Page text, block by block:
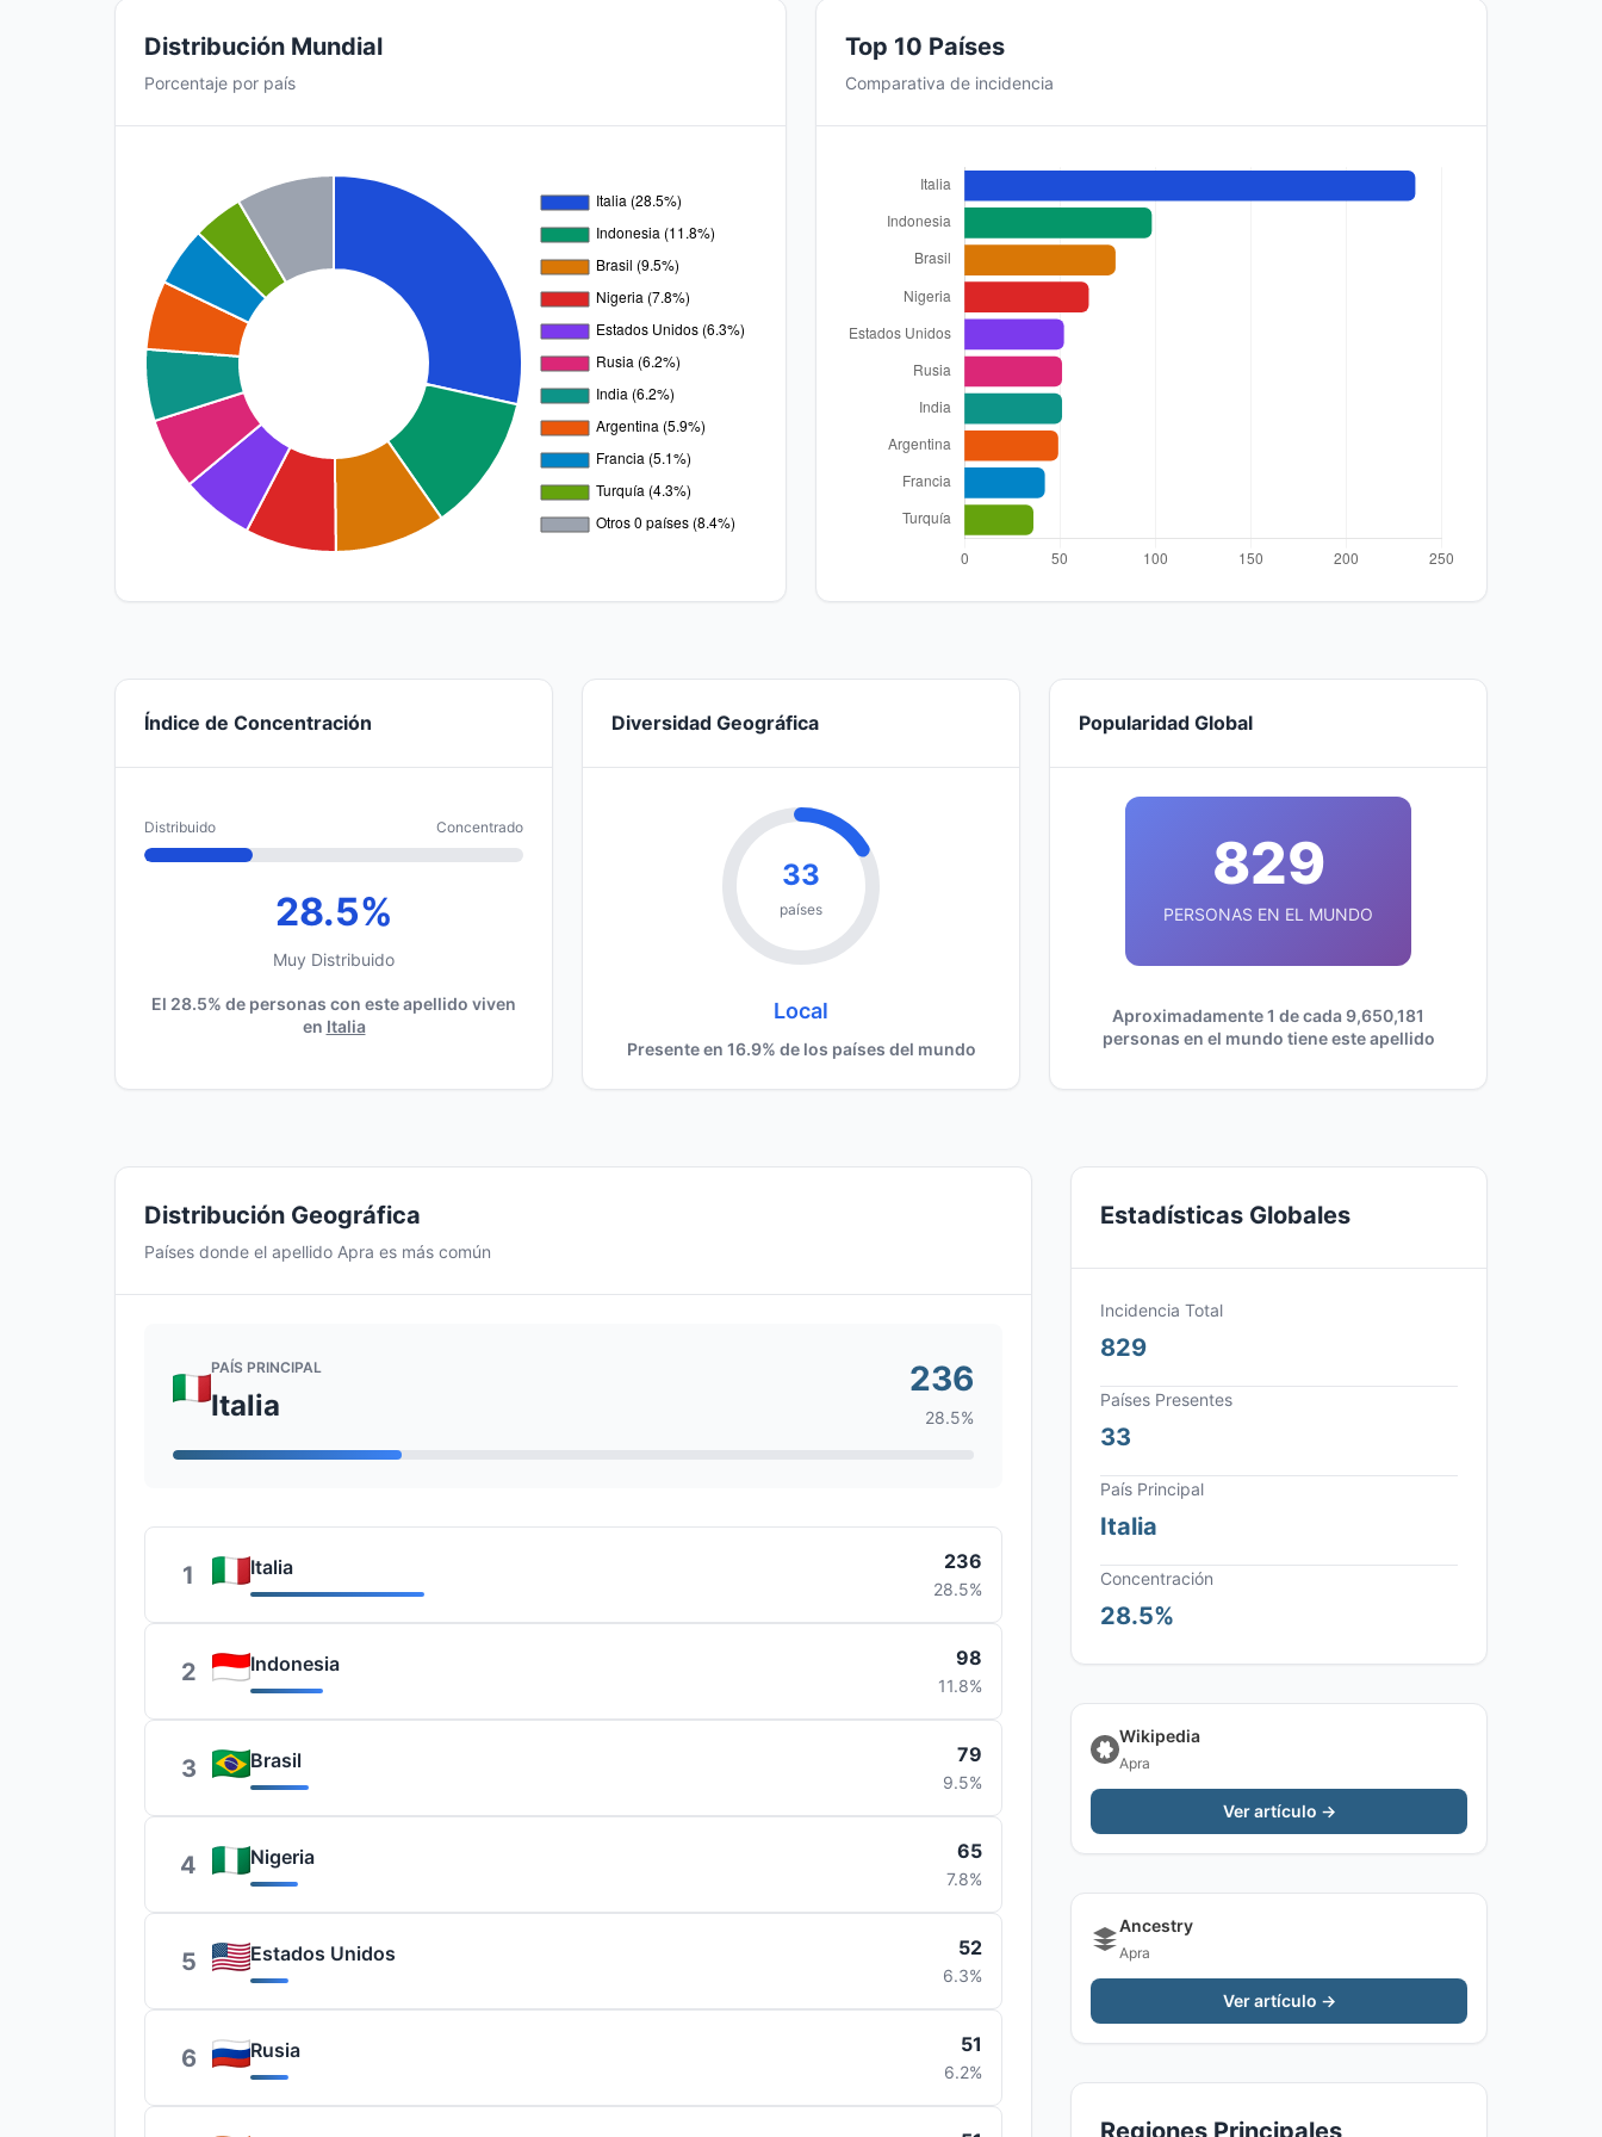
Distribución Mundial
Porcentaje por país
Top 10 Países
Comparativa de incidencia
Índice de Concentración
Distribuido Concentrado
28.5%
Muy Distribuido
El 28.5% de personas con este apellido viven
en Italia
Diversidad Geográfica
33
países
Local
Presente en 16.9% de los países del mundo
Popularidad Global
829
PERSONAS EN EL MUNDO
Aproximadamente 1 de cada 9,650,181
personas en el mundo tiene este apellido
Distribución Geográfica
Países donde el apellido Apra es más común
PAÍS PRINCIPAL
Italia
236
28.5%
1 Italia 236
28.5%
2 Indonesia 98
11.8%
3 Brasil 79
9.5%
4 Nigeria 65
7.8%
5 Estados Unidos 52
6.3%
6 Rusia 51
6.2%
Estadísticas Globales
Incidencia Total
829
Países Presentes
33
País Principal
Italia
Concentración
28.5%
Wikipedia
Apra
Ver artículo →
Ancestry
Apra
Ver artículo →
Regiones Principales